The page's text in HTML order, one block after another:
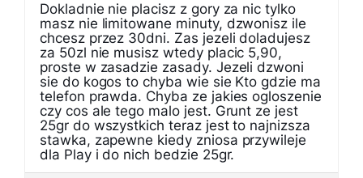
Dokladnie nie placisz z gory za nic tylko
masz nie limitowane minuty, dzwonisz ile
chcesz przez 30dni. Zas jezeli doladujesz
za 50zl nie musisz wtedy placic 5,90,
proste w zasadzie zasady. Jezeli dzwoni
sie do kogos to chyba wie sie Kto gdzie ma
telefon prawda. Chyba ze jakies ogloszenie
czy cos ale tego malo jest. Grunt ze jest
25gr do wszystkich teraz jest to najnizsza
stawka, zapewne kiedy zniosa przywileje
dla Play i do nich bedzie 25gr.